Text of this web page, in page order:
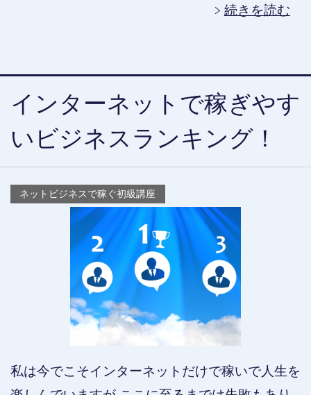
続きを読む
インターネットで稼ぎやす
いビジネスランキング！
ネットビジネスで稼ぐ初級講座
私は今でこそインターネットだけで稼いで人生を